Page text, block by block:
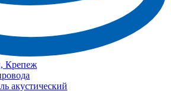
Крепеж
акустический